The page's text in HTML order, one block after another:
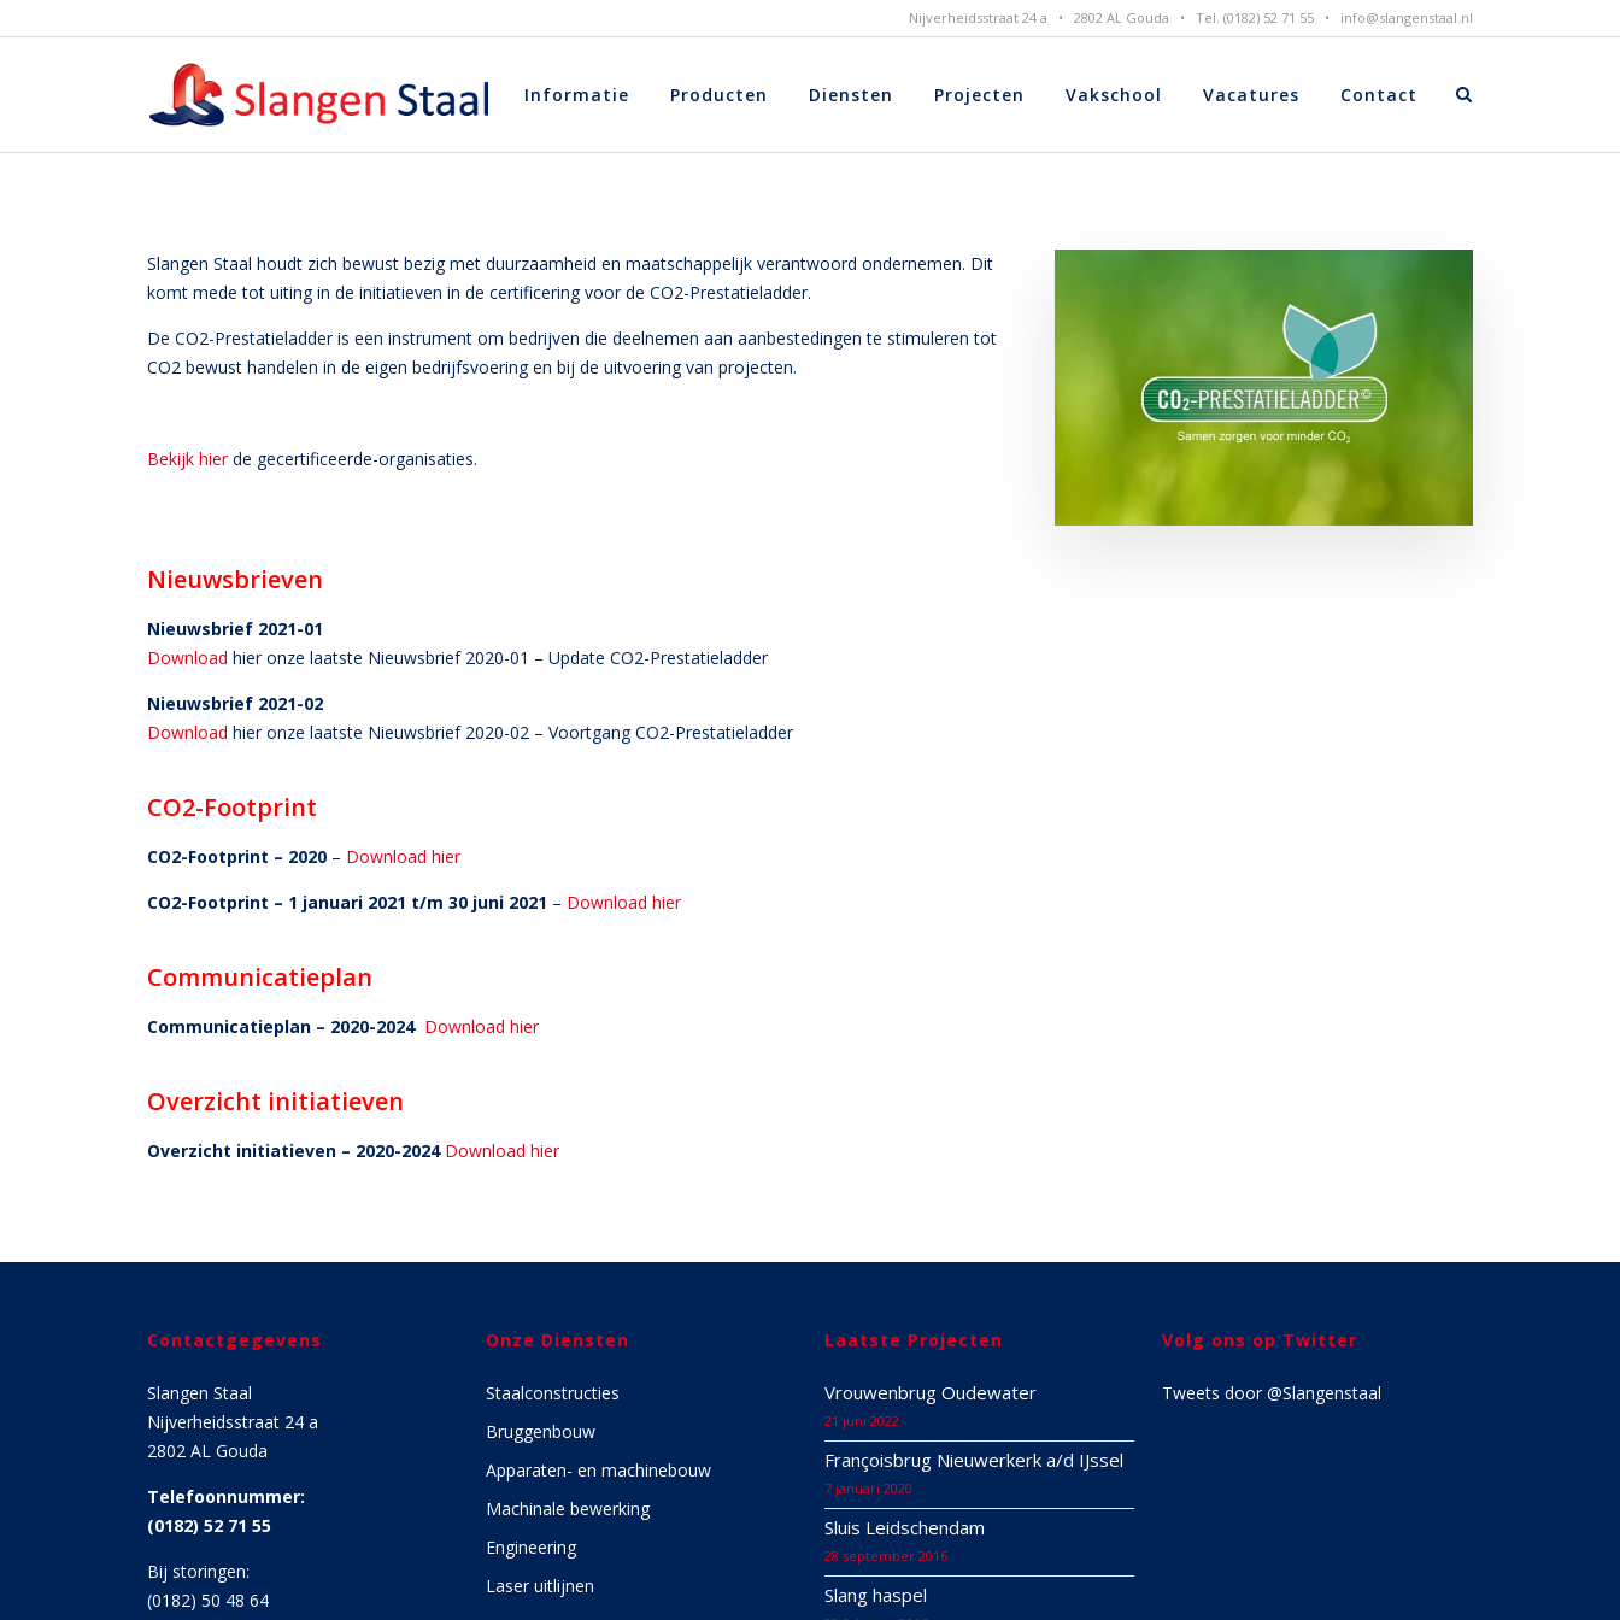
Nijverheidsstraat 24 a • 2802 AL Gouda • Tel. (0182) 52 71 55 • info@slangenstaal.nl
Informatie Producten Diensten Projecten Vakschool Vacatures Contact
Slangen Staal houdt zich bewust bezig met duurzaamheid en maatschappelijk verantwoord ondernemen. Dit
komt mede tot uiting in de initiatieven in de certificering voor de CO2-Prestatieladder.
De CO2-Prestatieladder is een instrument om bedrijven die deelnemen aan aanbestedingen te stimuleren tot
CO2 bewust handelen in de eigen bedrijfsvoering en bij de uitvoering van projecten.
Bekijk hierde gecertificeerde-organisaties.
Nieuwsbrieven
Nieuwsbrief 2021-01
Download hier onze laatste Nieuwsbrief 2020-01 – Update CO2-Prestatieladder
Nieuwsbrief 2021-02
Download hier onze laatste Nieuwsbrief 2020-02 – Voortgang CO2-Prestatieladder
CO2-Footprint
CO2-Footprint – 2020 – Download hier
CO2-Footprint – 1 januari 2021 t/m 30 juni 2021 – Download hier
Communicatieplan
Communicatieplan – 2020-2024 Download hier
Overzicht initiatieven
Overzicht initiatieven – 2020-2024 Download hier
Contactgegevens
Slangen Staal
Nijverheidsstraat 24 a
2802 AL Gouda
Telefoonnummer:
(0182) 52 71 55
Bij storingen:
(0182) 50 48 64
Onze Diensten
Staalconstructies
Bruggenbouw
Apparaten- en machinebouw
Machinale bewerking
Engineering
Laser uitlijnen
Laatste Projecten
Vrouwenbrug Oudewater
21 juni 2022
Françoisbrug Nieuwerkerk a/d IJssel
7 januari 2020
Sluis Leidschendam
28 september 2016
Slang haspel
Volg ons op Twitter
Tweets door @Slangenstaal